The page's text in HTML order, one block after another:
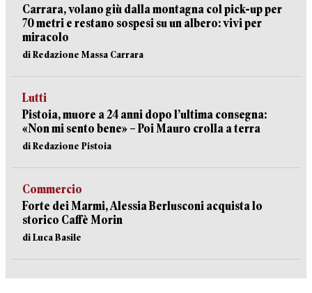
Carrara, volano giù dalla montagna col pick-up per
70 metri e restano sospesi su un albero: vivi per
miracolo
di Redazione Massa Carrara
Lutti
Pistoia, muore a 24 anni dopo l’ultima consegna:
«Non mi sento bene» – Poi Mauro crolla a terra
di Redazione Pistoia
Commercio
Forte dei Marmi, Alessia Berlusconi acquista lo
storico Caffè Morin
di Luca Basile